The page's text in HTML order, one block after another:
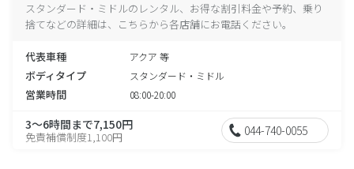
スタンダード・ミドルのレンタル、お得な割引料金や予約、乗り
捨てなどの詳細は、こちらから各店舗にお電話ください。
代表車種 アクア 等
ボディタイプ スタンダード・ミドル
営業時間 08:00-20:00
3～6時間まで7,150円
免責補償制度1,100円 044-740-0055